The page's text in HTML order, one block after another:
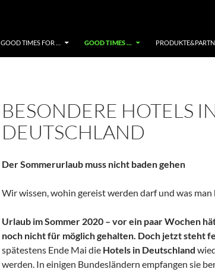
GOOD TIMES FOR … GOOD TIMES …
BESONDERE HOTELS
DEUTSCHLAND
Der Sommerurlaub muss nicht baden gehen
Wir wissen, wohin gereist werden darf und was
Urlaub im Sommer 2020 – vor ein paar Wochen
noch nicht für möglich gehalten. Doch jetzt steht
spätestens Ende Mai die Hotels in Deutschland
werden. In einigen Bundesländern empfangen sie